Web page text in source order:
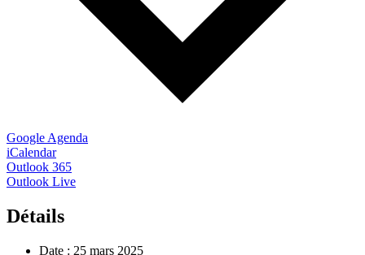
Google Agenda
iCalendar
Outlook 365
Outlook Live
Détails
Date : 25 mars 2025